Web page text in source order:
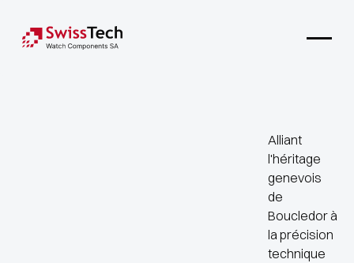
Alliant
l'héritage
genevois
de
Boucledor à
la précision
technique